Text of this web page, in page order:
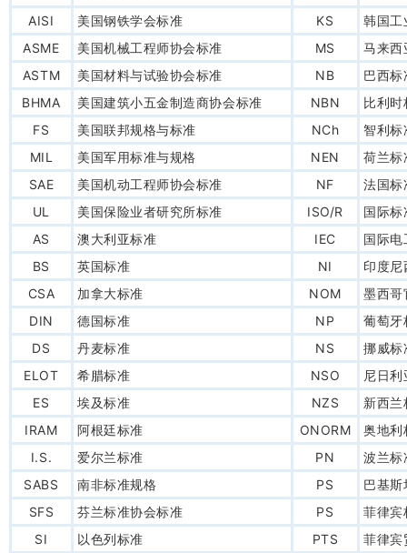
AISI
美国钢铁学会标准 KS
韩国工
ASME
美国机械工程师协会标准 MS
马来西
ASTM
美国材料与试验协会标准 NB
巴西标
BHMA
美国建筑小五金制造商协会标准 NBN
比利时
FS
美国联邦规格与标准 NCh
智利标
MIL
美国军用标准与规格 NEN
荷兰标
SAE
美国机动工程师协会标准 NF
法国标
UL
美国保险业者研究所标准 ISO/R
国际标
AS
澳大利亚标准 IEC
国际电
BS
英国标准 NI
印度尼
CSA
加拿大标准 NOM
墨西哥
DIN
德国标准 NP
葡萄牙
DS
丹麦标准 NS
挪威标
ELOT
希腊标准 NSO
尼日
ES
埃及标准 NZS
新西兰
IRAM
阿根廷标准 ONORM
奥地利
I.S.
爱尔兰标准 PN
波兰标
SABS
南非标准规格 PS
巴基斯
SFS
芬兰标准协会标准 PS
菲律宾
SI
以色列标准 PTS
菲律宾